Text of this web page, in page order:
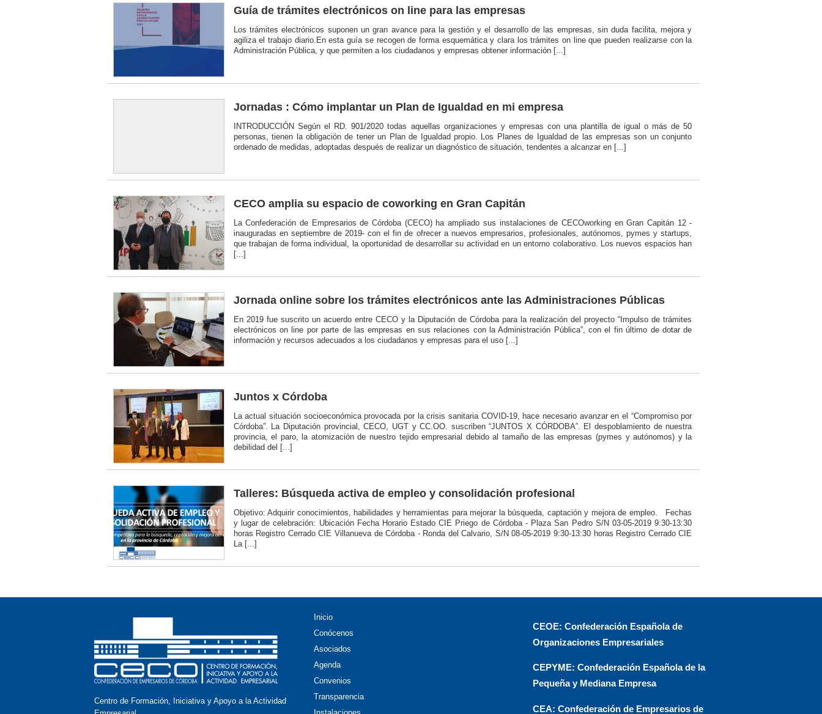
Guía de trámites electrónicos on line para las empresas
Los trámites electrónicos suponen un gran avance para la gestión y el desarrollo de las empresas, sin duda facilita, mejora y
agiliza el trabajo diario.En esta guía se recogen de forma esquemática y clara los trámites on line que pueden realizarse con la
Administración Pública, y que permiten a los ciudadanos y empresas obtener información [...]
Jornadas : Cómo implantar un Plan de Igualdad en mi empresa
INTRODUCCIÓN Según el RD. 901/2020 todas aquellas organizaciones y empresas con una plantilla de igual o más de 50
personas, tienen la obligación de tener un Plan de Igualdad propio. Los Planes de Igualdad de las empresas son un conjunto
ordenado de medidas, adoptadas después de realizar un diagnóstico de situación, tendentes a alcanzar en [...]
CECO amplia su espacio de coworking en Gran Capitán
La Confederación de Empresarios de Córdoba (CECO) ha ampliado sus instalaciones de CECOworking en Gran Capitán 12 -
inauguradas en septiembre de 2019- con el fin de ofrecer a nuevos empresarios, profesionales, autónomos, pymes y startups,
que trabajan de forma individual, la oportunidad de desarrollar su actividad en un entorno colaborativo. Los nuevos espacios han
[...]
Jornada online sobre los trámites electrónicos ante las Administraciones Públicas
En 2019 fue suscrito un acuerdo entre CECO y la Diputación de Córdoba para la realización del proyecto “Impulso de trámites
electrónicos on line por parte de las empresas en sus relaciones con la Administración Pública”, con el fin último de dotar de
información y recursos adecuados a los ciudadanos y empresas para el uso [...]
Juntos x Córdoba
La actual situación socioeconómica provocada por la crisis sanitaria COVID-19, hace necesario avanzar en el “Compromiso por
Córdoba”. La Diputación provincial, CECO, UGT y CC.OO. suscriben “JUNTOS X CÓRDOBA”. El despoblamiento de nuestra
provincia, el paro, la atomización de nuestro tejido empresarial debido al tamaño de las empresas (pymes y autónomos) y la
debilidad del [...]
Talleres: Búsqueda activa de empleo y consolidación profesional
Objetivo: Adquirir conocimientos, habilidades y herramientas para mejorar la búsqueda, captación y mejora de empleo. Fechas
y lugar de celebración: Ubicación Fecha Horario Estado CIE Priego de Córdoba - Plaza San Pedro S/N 03-05-2019 9:30-13:30
horas Registro Cerrado CIE Villanueva de Córdoba - Ronda del Calvario, S/N 08-05-2019 9:30-13:30 horas Registro Cerrado CIE
La [...]
Centro de Formación, Iniciativa y Apoyo a la Actividad
Inicio
Conócenos
Asociados
Agenda
Convenios
Transparencia
CEOE: Confederación Española de
Organizaciones Empresariales
CEPYME: Confederación Española de la
Pequeña y Mediana Empresa
CEA: Confederación de Empresarios de